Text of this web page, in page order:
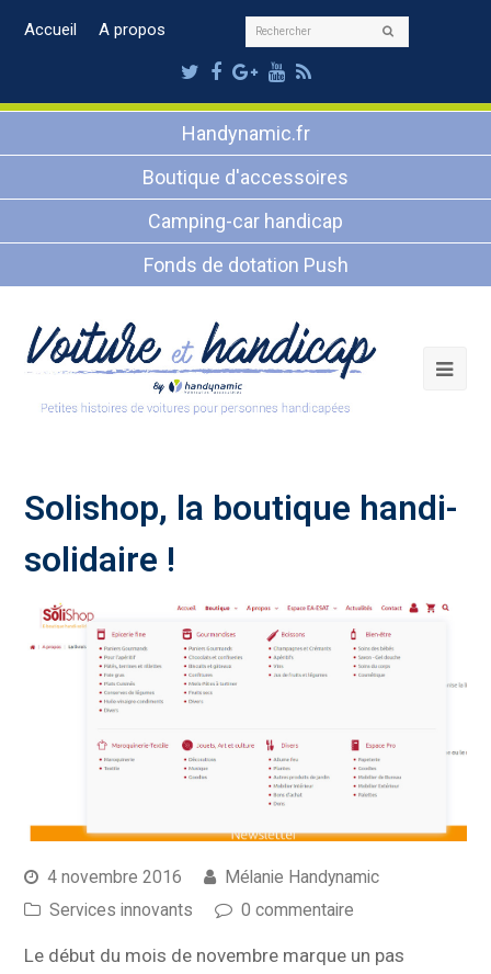
Accueil A propos Rechercher
Twitter
Facebook
Google
Plus
Youtube
RSS
Handynamic.fr
Boutique d'accessoires
Camping-car handicap
Fonds de dotation Push
Solishop, la boutique handi-
solidaire !
4 novembre 2016
Mélanie Handynamic
Services innovants
0 commentaire
Le début du mois de novembre marque un pas